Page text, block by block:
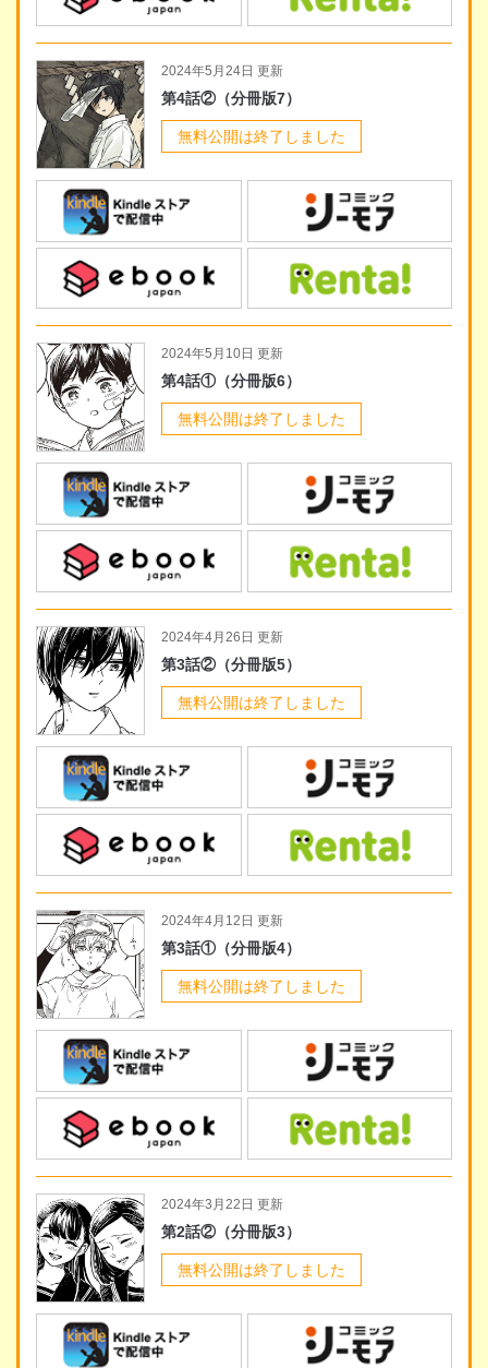
2024年3月22日 更新
第2話②（分冊版3）
無料公開は終了しました
2024年4月12日 更新
第3話①（分冊版4）
無料公開は終了しました
2024年4月26日 更新
第3話②（分冊版5）
無料公開は終了しました
2024年5月10日 更新
第4話①（分冊版6）
無料公開は終了しました
2024年5月24日 更新
第4話②（分冊版7）
無料公開は終了しました